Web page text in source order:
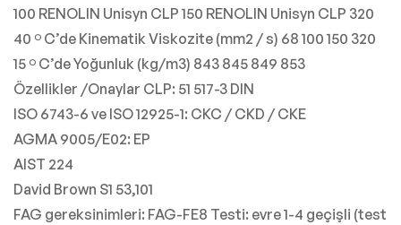
100 RENOLIN Unisyn CLP 150 RENOLIN Unisyn CLP 320
40 º C’de Kinematik Viskozite (mm2 / s) 68 100 150 320
15 º C’de Yoğunluk (kg/m3) 843 845 849 853
Özellikler /Onaylar CLP: 51 517-3 DIN
ISO 6743-6 ve ISO 12925-1: CKC / CKD / CKE
AGMA 9005/E02: EP
AIST 224
David Brown S1 53,101
FAG gereksinimleri: FAG-FE8 Testi: evre 1-4 geçişli (test